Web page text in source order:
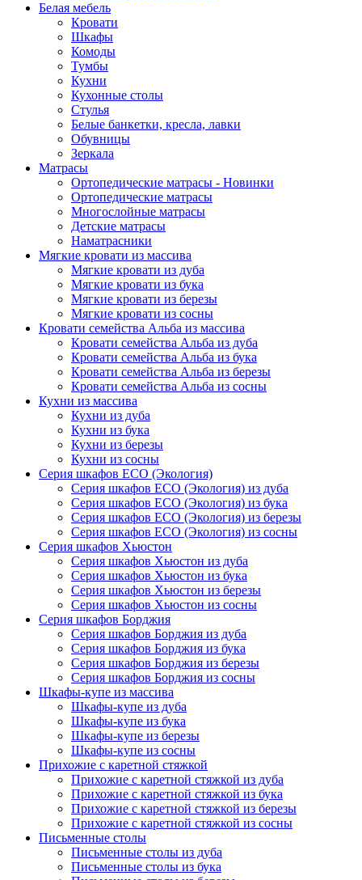
Белая мебель
Кровати
Шкафы
Комоды
Тумбы
Кухни
Кухонные столы
Стулья
Белые банкетки, кресла, лавки
Обувницы
Зеркала
Матрасы
Ортопедические матрасы - Новинки
Ортопедические матрасы
Многослойные матрасы
Детские матрасы
Наматрасники
Мягкие кровати из массива
Мягкие кровати из дуба
Мягкие кровати из бука
Мягкие кровати из березы
Мягкие кровати из сосны
Кровати семейства Альба из массива
Кровати семейства Альба из дуба
Кровати семейства Альба из бука
Кровати семейства Альба из березы
Кровати семейства Альба из сосны
Кухни из массива
Кухни из дуба
Кухни из бука
Кухни из березы
Кухни из сосны
Серия шкафов ECO (Экология)
Серия шкафов ECO (Экология) из дуба
Серия шкафов ECO (Экология) из бука
Серия шкафов ECO (Экология) из березы
Серия шкафов ECO (Экология) из сосны
Серия шкафов Хьюстон
Серия шкафов Хьюстон из дуба
Серия шкафов Хьюстон из бука
Серия шкафов Хьюстон из березы
Серия шкафов Хьюстон из сосны
Серия шкафов Борджия
Серия шкафов Борджия из дуба
Серия шкафов Борджия из бука
Серия шкафов Борджия из березы
Серия шкафов Борджия из сосны
Шкафы-купе из массива
Шкафы-купе из дуба
Шкафы-купе из бука
Шкафы-купе из березы
Шкафы-купе из сосны
Прихожие с каретной стяжкой
Прихожие с каретной стяжкой из дуба
Прихожие с каретной стяжкой из бука
Прихожие с каретной стяжкой из березы
Прихожие с каретной стяжкой из сосны
Письменные столы
Письменные столы из дуба
Письменные столы из бука